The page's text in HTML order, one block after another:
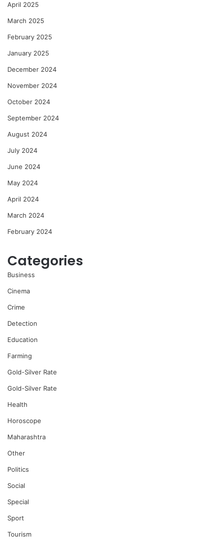
April 2025
March 2025
February 2025
January 2025
December 2024
November 2024
October 2024
September 2024
August 2024
July 2024
June 2024
May 2024
April 2024
March 2024
February 2024
Categories
Business
Cinema
Crime
Detection
Education
Farming
Gold-Silver Rate
Gold-Silver Rate
Health
Horoscope
Maharashtra
Other
Politics
Social
Special
Sport
Tourism